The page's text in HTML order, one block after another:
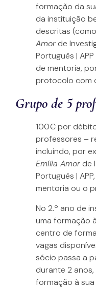
formação da
da instituição
descritas
Amor de
Português |
de mentoria,
protocolo com
Grupo de 5
100€ por
professores –
incluindo, por
Emília Amor de
Português |
mentoria ou o
No 2.º ano de
uma formação
centro de
vagas
sócio passa a
durante 2
formação à sua